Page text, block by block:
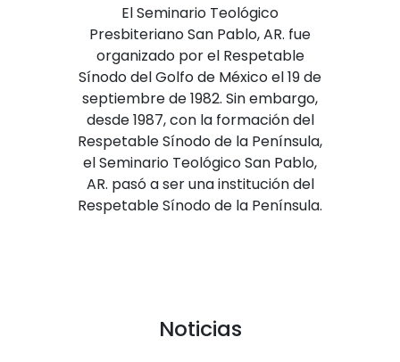
El Seminario Teológico
Presbiteriano San Pablo, AR. fue
organizado por el Respetable
Sínodo del Golfo de México el 19 de
septiembre de 1982. Sin embargo,
desde 1987, con la formación del
Respetable Sínodo de la Península,
el Seminario Teológico San Pablo,
AR. pasó a ser una institución del
Respetable Sínodo de la Península.
Noticias